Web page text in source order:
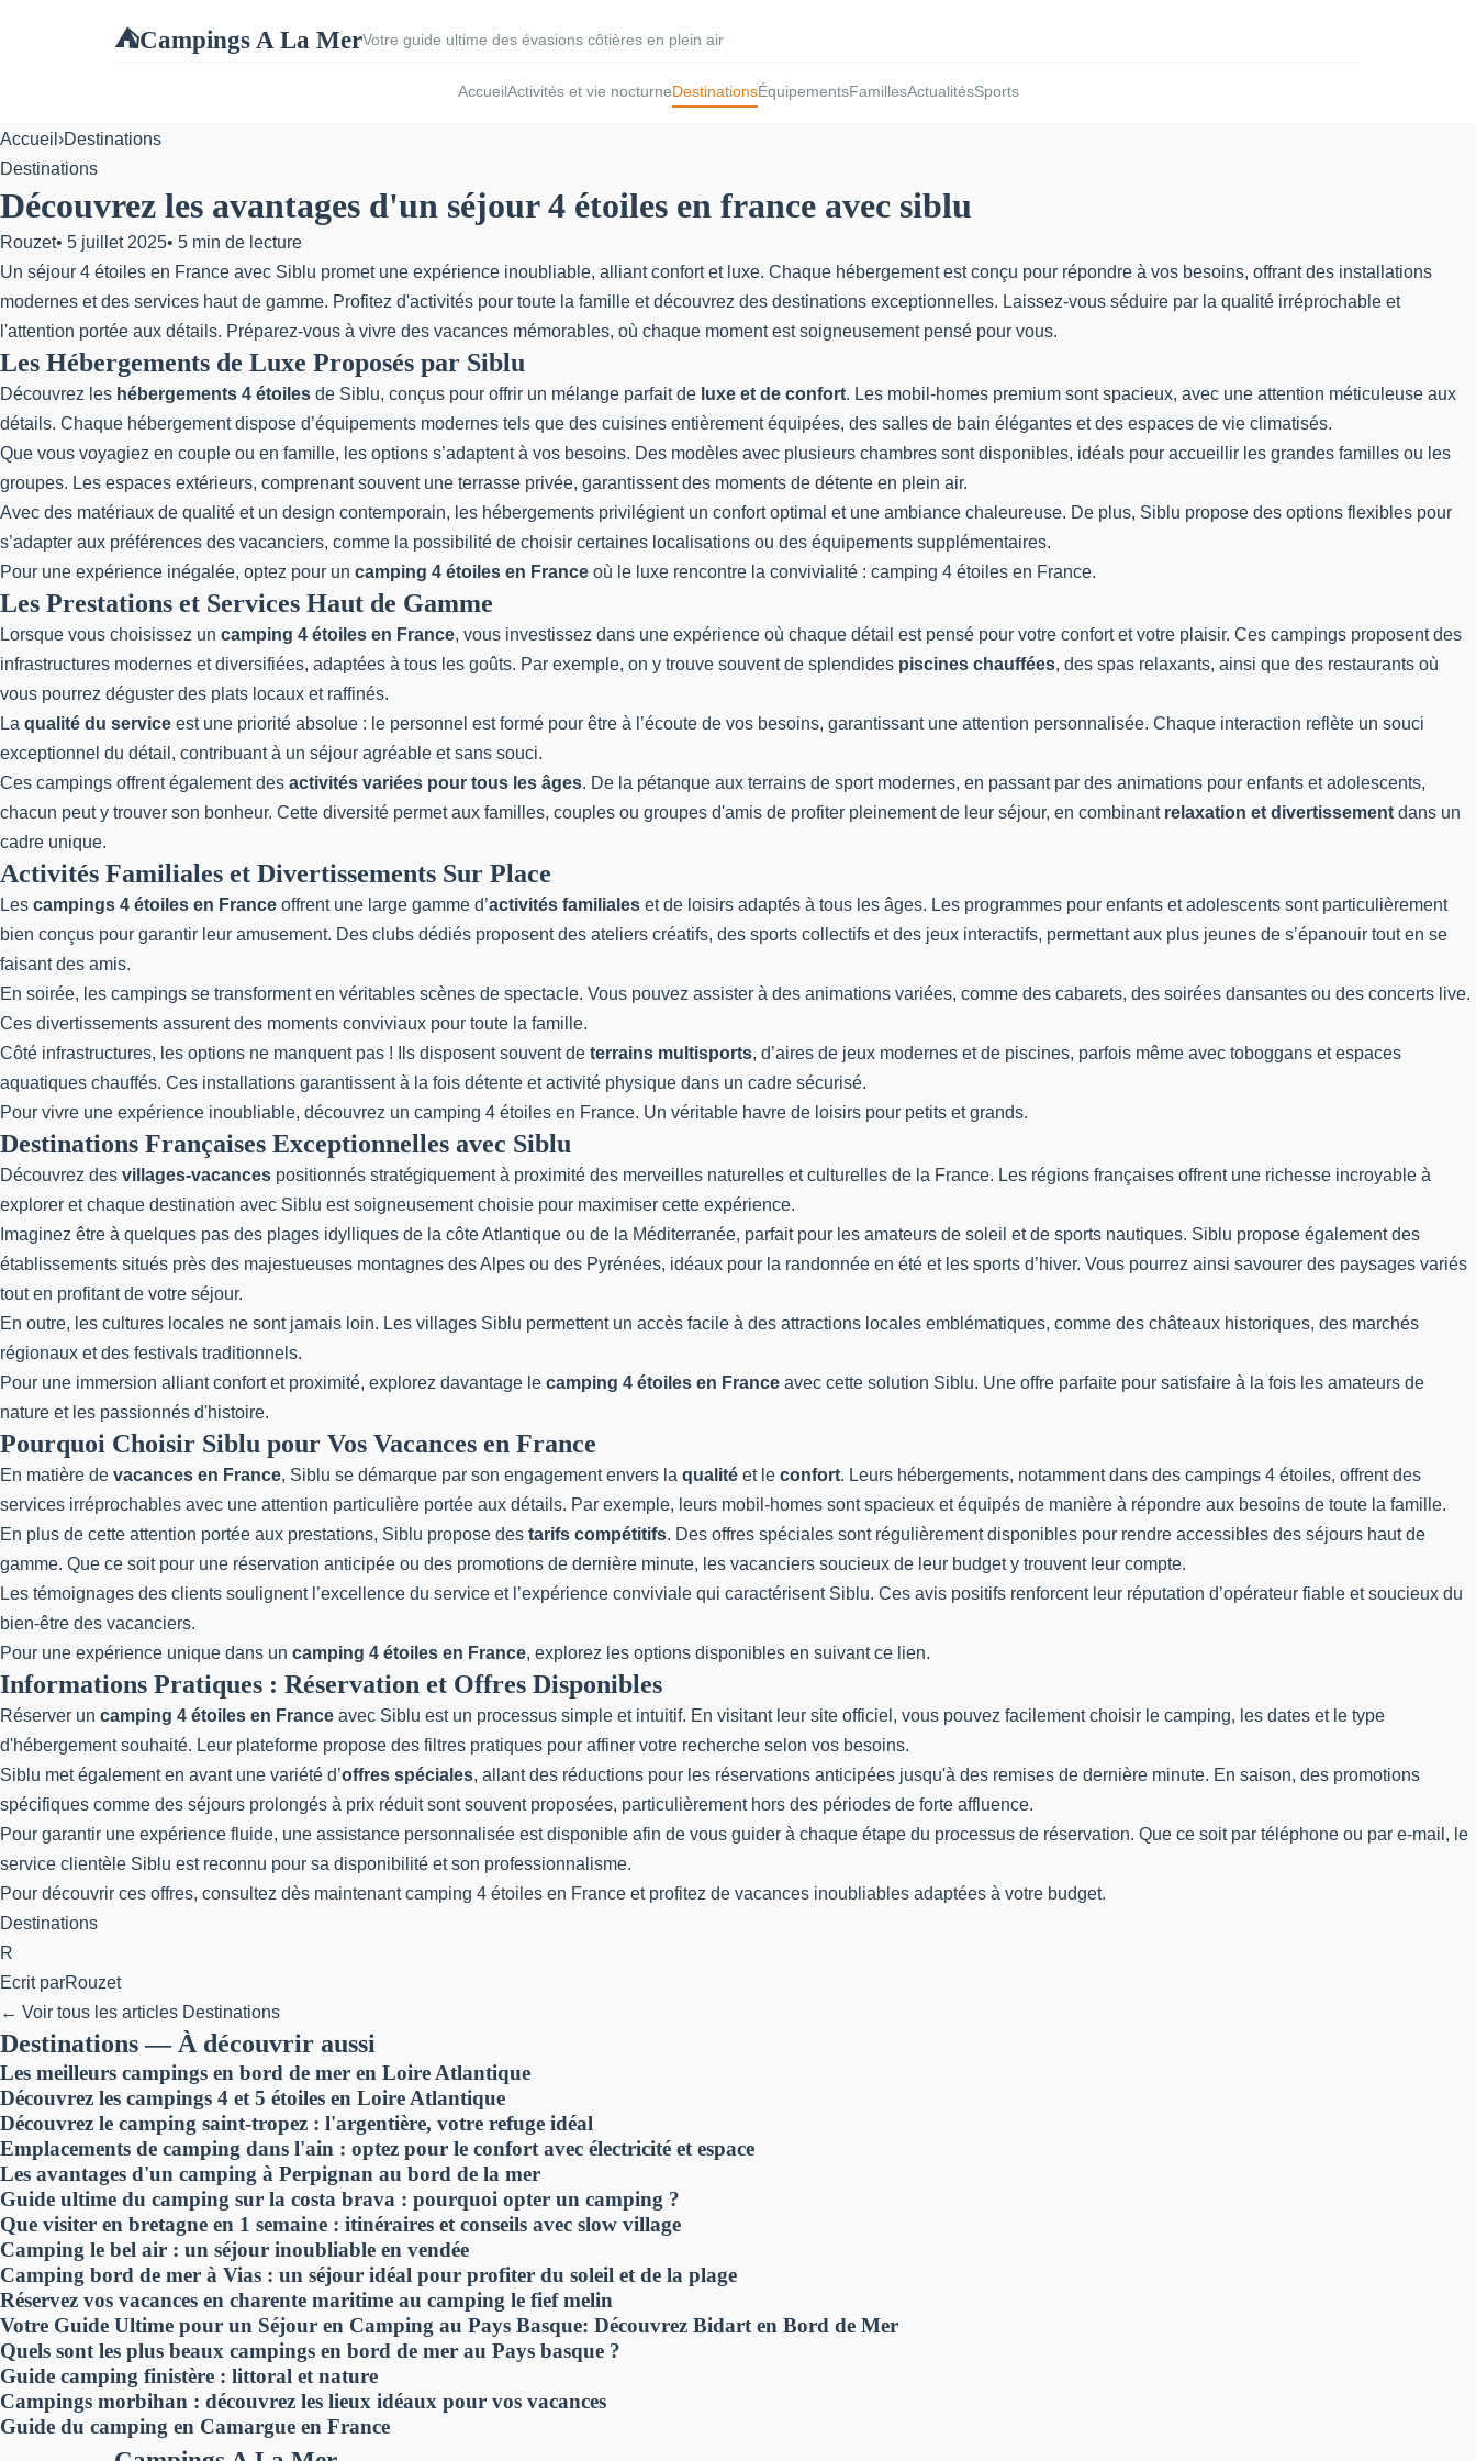
⛺Campings A La MerVotre guide ultime des évasions côtières en plein air
AccueilActivités et vie nocturneDestinationsÉquipementsFamillesActualitésSports
Accueil ›Destinations
Destinations
Découvrez les avantages d'un séjour 4 étoiles en france avec siblu
Rouzet• 5 juillet 2025• 5 min de lecture
Un séjour 4 étoiles en France avec Siblu promet une expérience inoubliable, alliant confort et luxe. Chaque hébergement est conçu pour répondre à vos besoins, offrant des installations
modernes et des services haut de gamme. Profitez d'activités pour toute la famille et découvrez des destinations exceptionnelles. Laissez-vous séduire par la qualité irréprochable et
l'attention portée aux détails. Préparez-vous à vivre des vacances mémorables, où chaque moment est soigneusement pensé pour vous.
Les Hébergements de Luxe Proposés par Siblu
Découvrez les hébergements 4 étoiles de Siblu, conçus pour offrir un mélange parfait de luxe et de confort. Les mobil-homes premium sont spacieux, avec une attention méticuleuse aux
détails. Chaque hébergement dispose d’équipements modernes tels que des cuisines entièrement équipées, des salles de bain élégantes et des espaces de vie climatisés.
Que vous voyagiez en couple ou en famille, les options s’adaptent à vos besoins. Des modèles avec plusieurs chambres sont disponibles, idéals pour accueillir les grandes familles ou les
groupes. Les espaces extérieurs, comprenant souvent une terrasse privée, garantissent des moments de détente en plein air.
Avec des matériaux de qualité et un design contemporain, les hébergements privilégient un confort optimal et une ambiance chaleureuse. De plus, Siblu propose des options flexibles pour
s’adapter aux préférences des vacanciers, comme la possibilité de choisir certaines localisations ou des équipements supplémentaires.
Pour une expérience inégalée, optez pour un camping 4 étoiles en France où le luxe rencontre la convivialité : camping 4 étoiles en France.
Les Prestations et Services Haut de Gamme
Lorsque vous choisissez un camping 4 étoiles en France, vous investissez dans une expérience où chaque détail est pensé pour votre confort et votre plaisir. Ces campings proposent des
infrastructures modernes et diversifiées, adaptées à tous les goûts. Par exemple, on y trouve souvent de splendides piscines chauffées, des spas relaxants, ainsi que des restaurants où
vous pourrez déguster des plats locaux et raffinés.
La qualité du service est une priorité absolue : le personnel est formé pour être à l’écoute de vos besoins, garantissant une attention personnalisée. Chaque interaction reflète un souci
exceptionnel du détail, contribuant à un séjour agréable et sans souci.
Ces campings offrent également des activités variées pour tous les âges. De la pétanque aux terrains de sport modernes, en passant par des animations pour enfants et adolescents,
chacun peut y trouver son bonheur. Cette diversité permet aux familles, couples ou groupes d'amis de profiter pleinement de leur séjour, en combinant relaxation et divertissement dans un
cadre unique.
Activités Familiales et Divertissements Sur Place
Les campings 4 étoiles en France offrent une large gamme d’activités familiales et de loisirs adaptés à tous les âges. Les programmes pour enfants et adolescents sont particulièrement
bien conçus pour garantir leur amusement. Des clubs dédiés proposent des ateliers créatifs, des sports collectifs et des jeux interactifs, permettant aux plus jeunes de s’épanouir tout en se
faisant des amis.
En soirée, les campings se transforment en véritables scènes de spectacle. Vous pouvez assister à des animations variées, comme des cabarets, des soirées dansantes ou des concerts live.
Ces divertissements assurent des moments conviviaux pour toute la famille.
Côté infrastructures, les options ne manquent pas ! Ils disposent souvent de terrains multisports, d’aires de jeux modernes et de piscines, parfois même avec toboggans et espaces
aquatiques chauffés. Ces installations garantissent à la fois détente et activité physique dans un cadre sécurisé.
Pour vivre une expérience inoubliable, découvrez un camping 4 étoiles en France. Un véritable havre de loisirs pour petits et grands.
Destinations Françaises Exceptionnelles avec Siblu
Découvrez des villages-vacances positionnés stratégiquement à proximité des merveilles naturelles et culturelles de la France. Les régions françaises offrent une richesse incroyable à
explorer et chaque destination avec Siblu est soigneusement choisie pour maximiser cette expérience.
Imaginez être à quelques pas des plages idylliques de la côte Atlantique ou de la Méditerranée, parfait pour les amateurs de soleil et de sports nautiques. Siblu propose également des
établissements situés près des majestueuses montagnes des Alpes ou des Pyrénées, idéaux pour la randonnée en été et les sports d’hiver. Vous pourrez ainsi savourer des paysages variés
tout en profitant de votre séjour.
En outre, les cultures locales ne sont jamais loin. Les villages Siblu permettent un accès facile à des attractions locales emblématiques, comme des châteaux historiques, des marchés
régionaux et des festivals traditionnels.
Pour une immersion alliant confort et proximité, explorez davantage le camping 4 étoiles en France avec cette solution Siblu. Une offre parfaite pour satisfaire à la fois les amateurs de
nature et les passionnés d'histoire.
Pourquoi Choisir Siblu pour Vos Vacances en France
En matière de vacances en France, Siblu se démarque par son engagement envers la qualité et le confort. Leurs hébergements, notamment dans des campings 4 étoiles, offrent des
services irréprochables avec une attention particulière portée aux détails. Par exemple, leurs mobil-homes sont spacieux et équipés de manière à répondre aux besoins de toute la famille.
En plus de cette attention portée aux prestations, Siblu propose des tarifs compétitifs. Des offres spéciales sont régulièrement disponibles pour rendre accessibles des séjours haut de
gamme. Que ce soit pour une réservation anticipée ou des promotions de dernière minute, les vacanciers soucieux de leur budget y trouvent leur compte.
Les témoignages des clients soulignent l’excellence du service et l’expérience conviviale qui caractérisent Siblu. Ces avis positifs renforcent leur réputation d’opérateur fiable et soucieux du
bien-être des vacanciers.
Pour une expérience unique dans un camping 4 étoiles en France, explorez les options disponibles en suivant ce lien.
Informations Pratiques : Réservation et Offres Disponibles
Réserver un camping 4 étoiles en France avec Siblu est un processus simple et intuitif. En visitant leur site officiel, vous pouvez facilement choisir le camping, les dates et le type
d'hébergement souhaité. Leur plateforme propose des filtres pratiques pour affiner votre recherche selon vos besoins.
Siblu met également en avant une variété d’offres spéciales, allant des réductions pour les réservations anticipées jusqu'à des remises de dernière minute. En saison, des promotions
spécifiques comme des séjours prolongés à prix réduit sont souvent proposées, particulièrement hors des périodes de forte affluence.
Pour garantir une expérience fluide, une assistance personnalisée est disponible afin de vous guider à chaque étape du processus de réservation. Que ce soit par téléphone ou par e-mail, le
service clientèle Siblu est reconnu pour sa disponibilité et son professionnalisme.
Pour découvrir ces offres, consultez dès maintenantcamping 4 étoiles en France et profitez de vacances inoubliables adaptées à votre budget.
Destinations
R
Ecrit parRouzet
← Voir tous les articles Destinations
Destinations — À découvrir aussi
Les meilleurs campings en bord de mer en Loire Atlantique
Découvrez les campings 4 et 5 étoiles en Loire Atlantique
Découvrez le camping saint-tropez : l'argentière, votre refuge idéal
Emplacements de camping dans l'ain : optez pour le confort avec électricité et espace
Les avantages d'un camping à Perpignan au bord de la mer
Guide ultime du camping sur la costa brava : pourquoi opter un camping ?
Que visiter en bretagne en 1 semaine : itinéraires et conseils avec slow village
Camping le bel air : un séjour inoubliable en vendée
Camping bord de mer à Vias : un séjour idéal pour profiter du soleil et de la plage
Réservez vos vacances en charente maritime au camping le fief melin
Votre Guide Ultime pour un Séjour en Camping au Pays Basque: Découvrez Bidart en Bord de Mer
Quels sont les plus beaux campings en bord de mer au Pays basque ?
Guide camping finistère : littoral et nature
Campings morbihan : découvrez les lieux idéaux pour vos vacances
Guide du camping en Camargue en France